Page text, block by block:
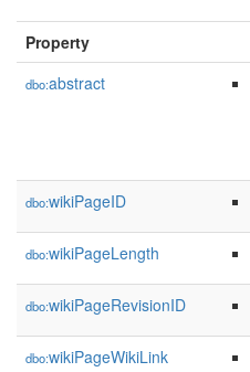
Property
dbo:abstract
dbo:wikiPageID
dbo:wikiPageLength
dbo:wikiPageRevisionID
dbo:wikiPageWikiLink